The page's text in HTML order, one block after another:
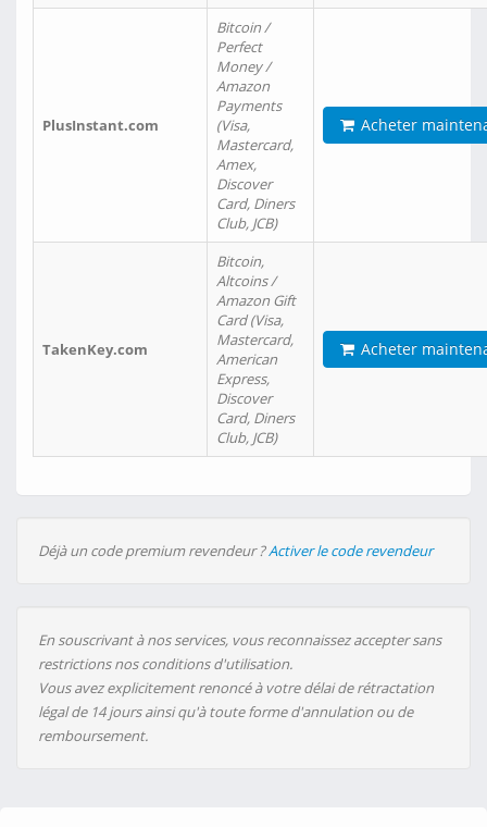
PlusInstant.com
Bitcoin /
Perfect
Money /
Amazon
Payments
(Visa,
Mastercard,
Amex,
Discover
Card, Diners
Club, JCB)
Acheter
TakenKey.com
Bitcoin,
Altcoins /
Amazon Gift
Card (Visa,
Mastercard,
American
Express,
Discover
Card, Diners
Club, JCB)
Acheter
Déjà un code premium revendeur ?Activer le code revendeur
En souscrivant à nos services, vous reconnaissez accepter sans
restrictions nos conditions d'utilisation.
Vous avez explicitement renoncé à votre délai de rétractation
légal de 14 jours ainsi qu'à toute forme d'annulation ou de
remboursement.